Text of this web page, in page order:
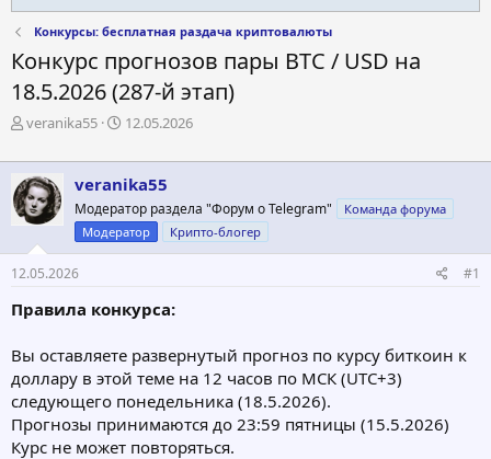
Конкурсы: бесплатная раздача криптовалюты
Конкурс прогнозов пары BTC / USD на
18.5.2026 (287-й этап)
А
т
о
р
т
м
ы
veranika55
Д
т
а
а
ч
а
12.05.2026
veranika55
Модератор раздела "Форум о Telegram"
Команда форума
Модератор
Крипто-блогер
12.05.2026 #1
Правила конкурса:
Вы оставляете развернутый прогноз по курсу биткоин к
доллару в этой теме на 12 часов по МСК (UTC+3)
следующего понедельника (18.5.2026).
Прогнозы принимаются до 23:59 пятницы (15.5.2026)
Курс не может повторяться.